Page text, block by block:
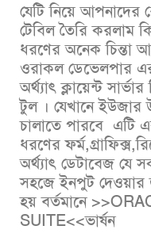
যেটি নিয়ে আপনাদের
টেবিল তৈরি করলাম
ধরণের অনেক চিন্তা
ওরাকল ডেভেলপার
অর্থ্যাৎ ক্লায়েন্ট
টুল । যেখানে ইউজার
চালাতে পারবে এটি
ধরণের
অর্থ্যাৎ ডেটাবেজ যে
সহজে ইনপুট
হয় বর্তমানে
SUITE<<ভার্ষন